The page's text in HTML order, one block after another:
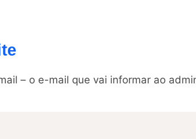
– o e-mail que vai informar ao